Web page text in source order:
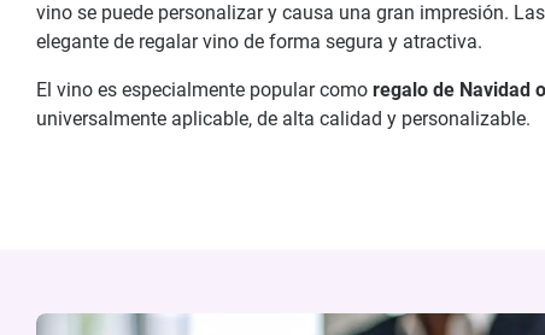
vino se puede personalizar y causa una gran impresión. Las
elegante de regalar vino de forma segura y atractiva.
El vino es especialmente popular como regalo de Navidad
universalmente aplicable, de alta calidad y personalizable.